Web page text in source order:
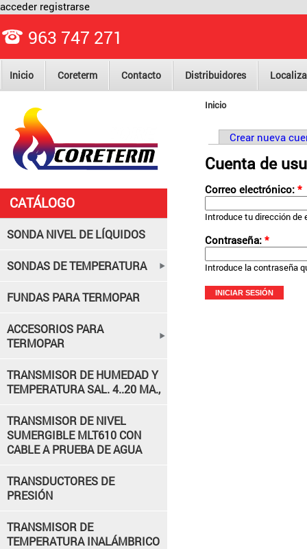
963 747 271
acceder registrarse
Inicio Coreterm Contacto Distribuidores
Inicio
Crear nueva
Cuenta de
Correo electrónico: *
Introduce tu dirección de
Contraseña: *
Introduce la contraseña
CATÁLOGO
SONDA NIVEL DE LÍQUIDOS
SONDAS DE TEMPERATURA
FUNDAS PARA TERMOPAR
ACCESORIOS PARA
TERMOPAR
TRANSMISOR DE HUMEDAD Y
TEMPERATURA SAL. 4..20 MA.,
TRANSMISOR DE NIVEL
SUMERGIBLE MLT610 CON
CABLE A PRUEBA DE AGUA
TRANSDUCTORES DE
PRESIÓN
TRANSMISOR DE
TEMPERATURA INALÁMBRICO